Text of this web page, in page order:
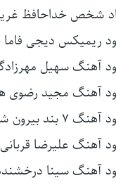
شخص خداحافظ
ریمیکس دیجی
آهنگ سهیل
آهنگ مجید رضوی
۷ بند بیرون شهر
آهنگ علیرضا
آهنگ سینا